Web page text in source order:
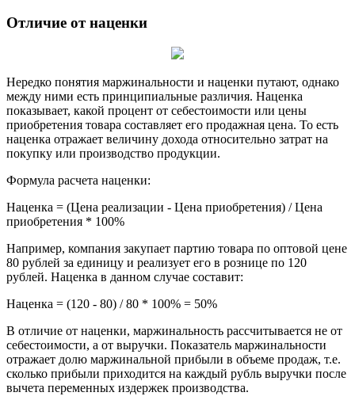
Отличие от наценки
Нередко понятия маржинальности и наценки путают, однако
между ними есть принципиальные различия. Наценка
показывает, какой процент от себестоимости или цены
приобретения товара составляет его продажная цена. То есть
наценка отражает величину дохода относительно затрат на
покупку или производство продукции.
Формула расчета наценки:
Наценка = (Цена реализации - Цена приобретения) / Цена
приобретения * 100%
Например, компания закупает партию товара по оптовой цене
80 рублей за единицу и реализует его в рознице по 120
рублей. Наценка в данном случае составит:
Наценка = (120 - 80) / 80 * 100% = 50%
В отличие от наценки, маржинальность рассчитывается не от
себестоимости, а от выручки. Показатель маржинальности
отражает долю маржинальной прибыли в объеме продаж, т.е.
сколько прибыли приходится на каждый рубль выручки после
вычета переменных издержек производства.